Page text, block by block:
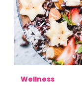
Wellness